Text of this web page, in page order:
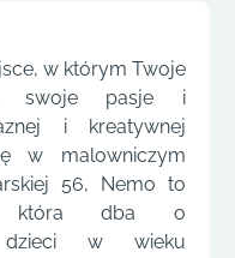
w którym Twoje
swoje pasje i
i kreatywnej
w malowniczym
56, Nemo to
która dba o
dzieci w wieku